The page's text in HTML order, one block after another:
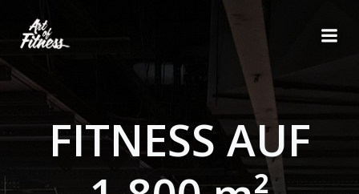
FITNESS AUF